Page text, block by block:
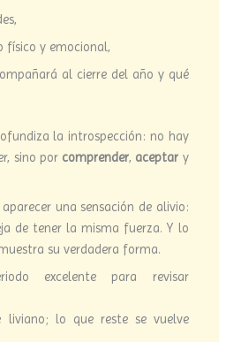
físico y emocional,
al cierre del año y qué
la introspección: no hay
sino por comprender, aceptar y
una sensación de alivio:
de tener la misma fuerza. Y lo
su verdadera forma.
excelente para revisar
liviano; lo que reste se vuelve